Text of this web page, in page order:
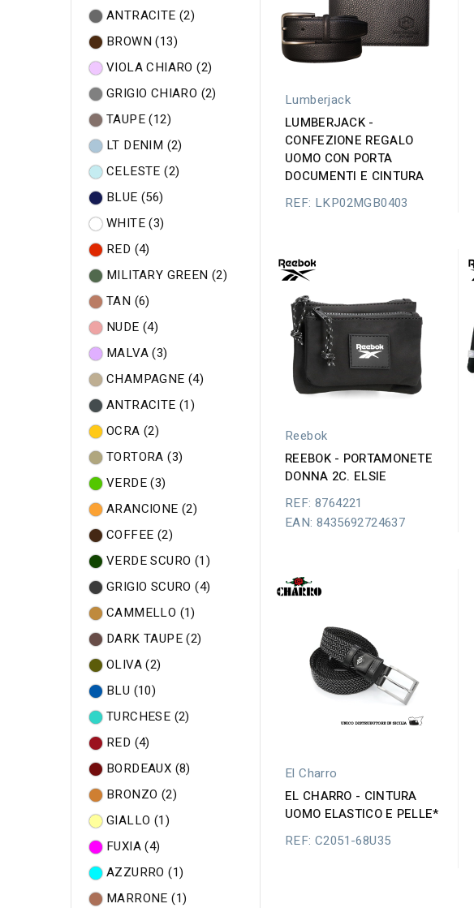
ANTRACITE(2)
BROWN(13)
VIOLA CHIARO(2)
GRIGIO CHIARO (2)
TAUPE(12)
LT DENIM (2)
CELESTE(2)
BLUE (56)
WHITE(3)
RED (4)
MILITARY GREEN(2)
TAN (6)
NUDE (4)
MALVA(3)
CHAMPAGNE(4)
ANTRACITE(1)
OCRA (2)
TORTORA(3)
VERDE(3)
ARANCIONE(2)
COFFEE (2)
VERDE SCURO (1)
GRIGIO SCURO(4)
CAMMELLO (1)
DARK TAUPE(2)
OLIVA(2)
BLU (10)
TURCHESE (2)
RED (4)
BORDEAUX (8)
BRONZO (2)
GIALLO (1)
FUXIA(4)
AZZURRO(1)
MARRONE(1)
Lumberjack
LUMBERJACK -
CONFEZIONE REGALO
UOMO CON PORTA
DOCUMENTI E CINTURA
REF: LKP02MGB0403
Reebok
REEBOK - PORTAMONETE
DONNA 2C. ELSIE
REF: 8764221
EAN: 8435692724637
El Charro
EL CHARRO - CINTURA
UOMO ELASTICO E PELLE*
REF: C2051-68U35